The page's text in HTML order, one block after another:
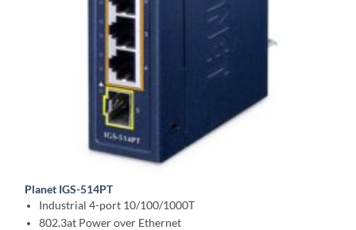
Planet IGS-514PT
Industrial 4-port 10/100/1000T
802.3at Power over Ethernet